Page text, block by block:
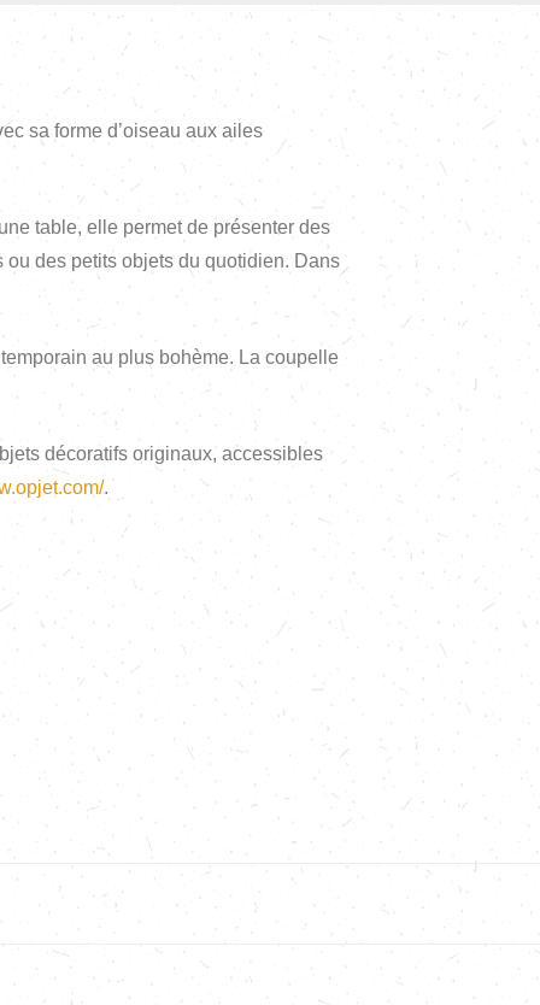
sa forme d’oiseau aux ailes
table, elle permet de présenter des
des petits objets du quotidien. Dans
au plus bohème. La coupelle
décoratifs originaux, accessibles
.